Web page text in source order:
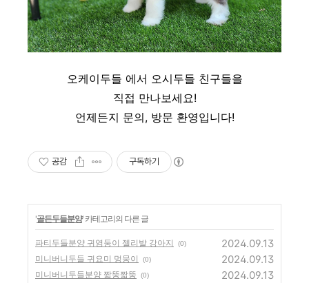
오케이두들 에서 오시두들 친구들을
직접 만나보세요!
언제든지 문의, 방문 환영입니다!
공감 구독하기
'골든두들분양' 카테고리의 다른 글
파티두들분양 귀염둥이 젤리발 강아지 (0) 2024.09.13
미니버니두들 귀요미 멍뭉이 (0) 2024.09.13
미니버니두들분양 짧뚱짧뚱 (0) 2024.09.13